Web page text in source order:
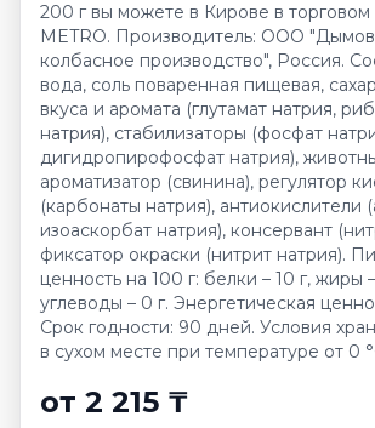
200 г вы можете в Кирове в торговом
METRO. Производитель: ООО
колбасное производство", Россия.
вода, соль поваренная пищевая,
вкуса и аромата (глутамат натрия,
натрия), стабилизаторы (фосфат
дигидропирофосфат натрия),
ароматизатор (свинина), регулятор
(карбонаты натрия), антиокислители
изоаскорбат натрия), консервант
фиксатор окраски (нитрит натрия).
ценность на 100 г: белки – 10 г, жиры
углеводы – 0 г. Энергетическая
Срок годности: 90 дней. Условия
в сухом месте при температуре от 0
от 2 215 ₸